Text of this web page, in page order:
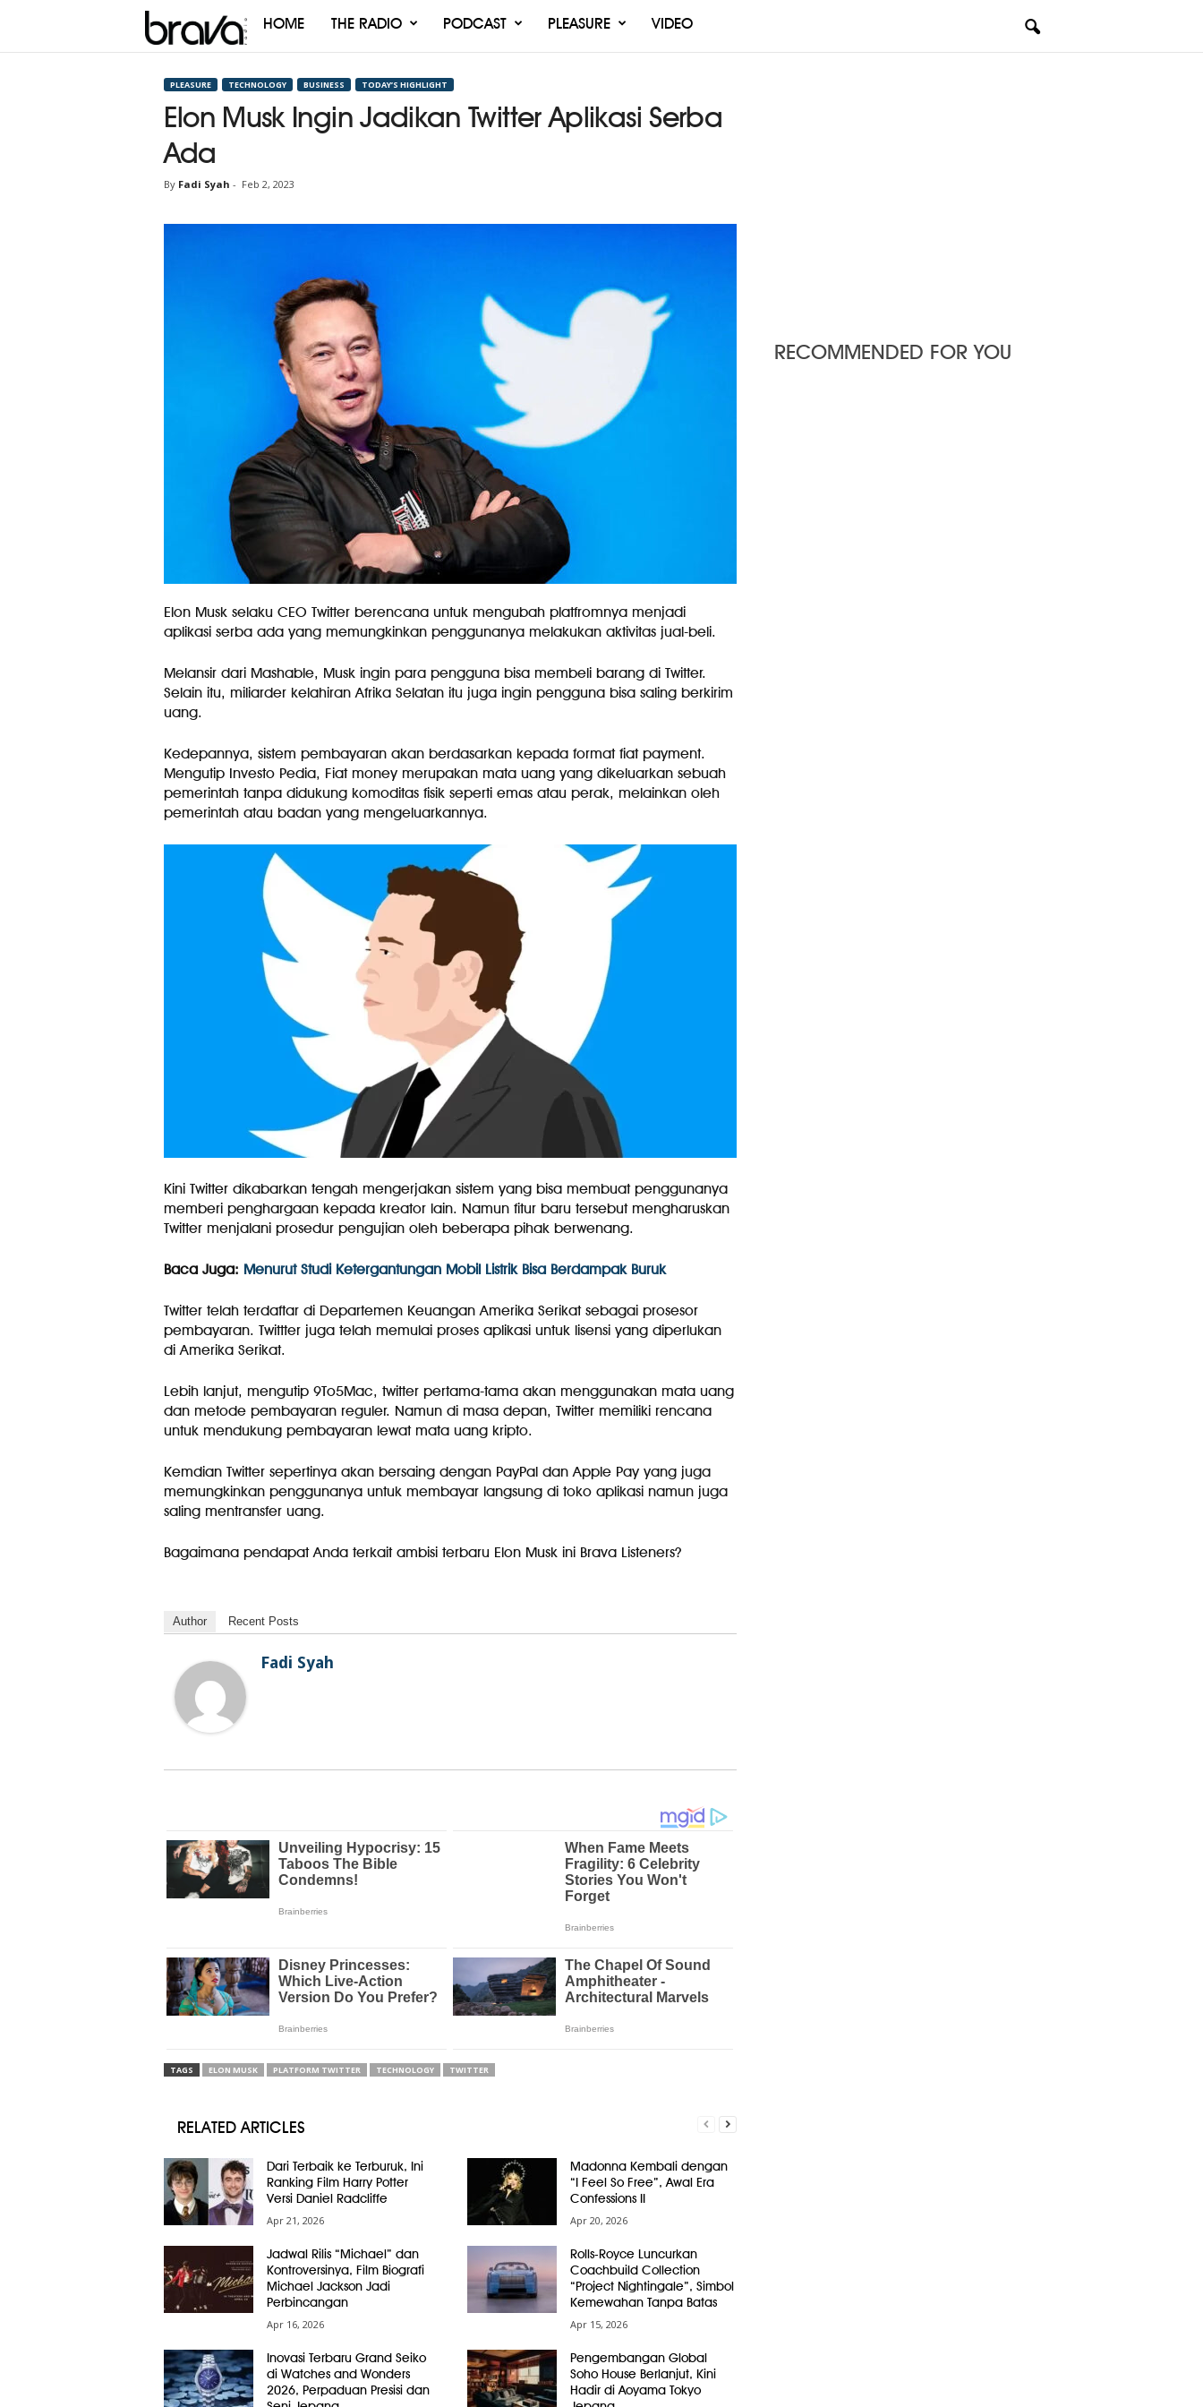
Brava
HOME THE RADIO PODCAST PLEASURE VIDEO
PLEASURE TECHNOLOGY BUSINESS TODAY’S HIGHLIGHT
Elon Musk Ingin Jadikan Twitter Aplikasi Serba
Ada
By Fadi Syah - Feb 2, 2023
Elon Musk selaku CEO Twitter berencana untuk mengubah platfromnya menjadi
aplikasi serba ada yang memungkinkan penggunanya melakukan aktivitas jual-beli.
Melansir dari Mashable, Musk ingin para pengguna bisa membeli barang di Twitter.
Selain itu, miliarder kelahiran Afrika Selatan itu juga ingin pengguna bisa saling berkirim
uang.
Kedepannya, sistem pembayaran akan berdasarkan kepada format fiat payment.
Mengutip Investo Pedia, Fiat money merupakan mata uang yang dikeluarkan sebuah
pemerintah tanpa didukung komoditas fisik seperti emas atau perak, melainkan oleh
pemerintah atau badan yang mengeluarkannya.
Kini Twitter dikabarkan tengah mengerjakan sistem yang bisa membuat penggunanya
memberi penghargaan kepada kreator lain. Namun fitur baru tersebut mengharuskan
Twitter menjalani prosedur pengujian oleh beberapa pihak berwenang.
Baca Juga: Menurut Studi Ketergantungan Mobil Listrik Bisa Berdampak Buruk
Twitter telah terdaftar di Departemen Keuangan Amerika Serikat sebagai prosesor
pembayaran. Twittter juga telah memulai proses aplikasi untuk lisensi yang diperlukan
di Amerika Serikat.
Lebih lanjut, mengutip 9To5Mac, twitter pertama-tama akan menggunakan mata uang
dan metode pembayaran reguler. Namun di masa depan, Twitter memiliki rencana
untuk mendukung pembayaran lewat mata uang kripto.
Kemdian Twitter sepertinya akan bersaing dengan PayPal dan Apple Pay yang juga
memungkinkan penggunanya untuk membayar langsung di toko aplikasi namun juga
saling mentransfer uang.
Bagaimana pendapat Anda terkait ambisi terbaru Elon Musk ini Brava Listeners?
Author Recent Posts
Fadi Syah
TAGS ELON MUSK PLATFORM TWITTER TECHNOLOGY TWITTER
RELATED ARTICLES
Dari Terbaik ke Terburuk, Ini
Ranking Film Harry Potter
Versi Daniel Radcliffe
Apr 21, 2026
Madonna Kembali dengan
“I Feel So Free”, Awal Era
Confessions II
Apr 20, 2026
Jadwal Rilis “Michael” dan
Kontroversinya, Film Biografi
Michael Jackson Jadi
Perbincangan
Apr 16, 2026
Rolls-Royce Luncurkan
Coachbuild Collection
“Project Nightingale”, Simbol
Kemewahan Tanpa Batas
Apr 15, 2026
Inovasi Terbaru Grand Seiko
di Watches and Wonders
2026, Perpaduan Presisi dan
Pengembangan Global
Soho House Berlanjut, Kini
Hadir di Aoyama Tokyo
RECOMMENDED FOR YOU